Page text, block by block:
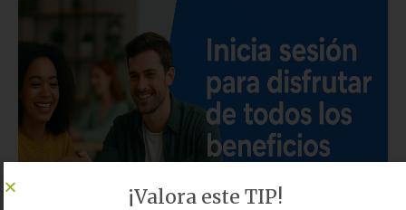
¡Valora este TIP!